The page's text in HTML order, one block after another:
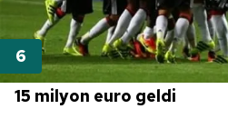
15 milyon euro geldi